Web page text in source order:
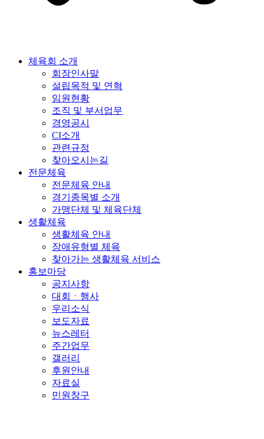
체육회 소개
회장인사말
설립목적 및 연혁
임원현황
조직 및 부서업무
경영공시
CI소개
관련규정
찾아오시는길
전문체육
전문체육 안내
경기종목별 소개
가맹단체 및 체육단체
생활체육
생활체육 안내
장애유형별 체육
찾아가는 생활체육 서비스
홍보마당
공지사항
대회ㆍ행사
우리소식
보도자료
뉴스레터
주간업무
갤러리
후원안내
자료실
민원창구